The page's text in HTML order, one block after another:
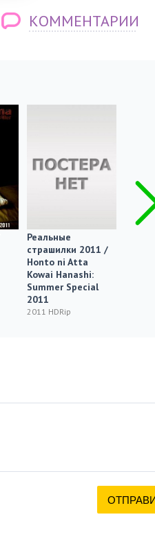
КОММЕНТАРИИ
Реальные
страшилки 2011 /
Honto ni Atta
Kowai Hanashi:
Summer Special
2011
2011 HDRip